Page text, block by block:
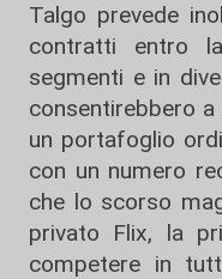
Talgo prevede
contratti entro
segmenti e in
consentirebbero a
un portafoglio
con un numero
che lo scorso
privato Flix, la
competere in